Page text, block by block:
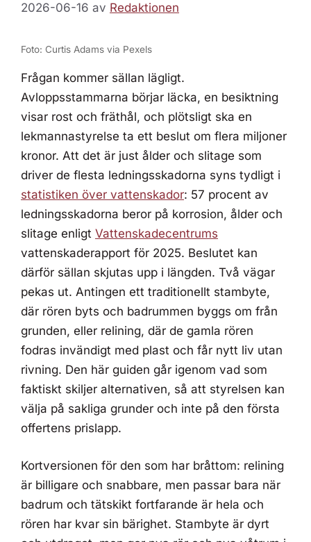
2026-06-16 av Redaktionen
Foto: Curtis Adams via Pexels
Frågan kommer sällan lägligt.
Avloppsstammarna börjar läcka, en besiktning
visar rost och fräthål, och plötsligt ska en
lekmannastyrelse ta ett beslut om flera miljoner
kronor. Att det är just ålder och slitage som
driver de flesta ledningsskadorna syns tydligt i
statistiken över vattenskador: 57 procent av
ledningsskadorna beror på korrosion, ålder och
slitage enligt Vattenskadecentrums
vattenskaderapport för 2025. Beslutet kan
därför sällan skjutas upp i längden. Två vägar
pekas ut. Antingen ett traditionellt stambyte,
där rören byts och badrummen byggs om från
grunden, eller relining, där de gamla rören
fodras invändigt med plast och får nytt liv utan
rivning. Den här guiden går igenom vad som
faktiskt skiljer alternativen, så att styrelsen kan
välja på sakliga grunder och inte på den första
offertens prislapp.
Kortversionen för den som har bråttom: relining
är billigare och snabbare, men passar bara när
badrum och tätskikt fortfarande är hela och
rören har kvar sin bärighet. Stambyte är dyrt